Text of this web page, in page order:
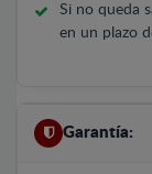
Si no queda
en un plazo
Garantía: